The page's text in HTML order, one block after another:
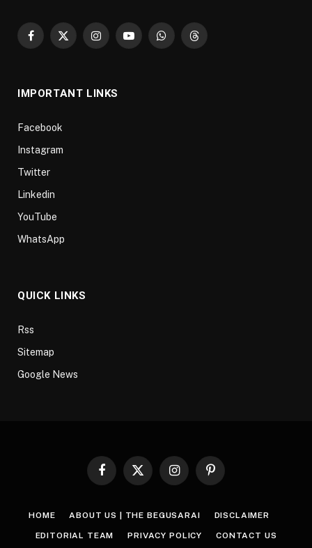
Facebook
X
InstagramYouTubeWhatsAppThreads
IMPORTANT LINKS
Facebook
Instagram
Twitter
Linkedin
YouTube
WhatsApp
QUICK LINKS
Rss
Sitemap
Google News
Facebook
X
InstagramPinterest
HOME ABOUT US | THE BEGUSARAI DISCLAIMER
EDITORIAL TEAM PRIVACY POLICY CONTACT US